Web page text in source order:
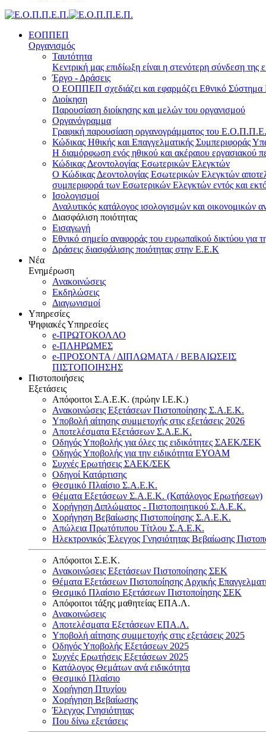
ΕΟΠΠΕΠ
Οργανισμός
Ταυτότητα
Κεντρική μας επιδίωξη είναι η στενότερη σύνδεση της
Έργο - Δράσεις
Ο ΕΟΠΠΕΠ σχεδιάζει και εφαρμόζει Eθνικό Σύστημα
Διοίκηση
Παρουσίαση διοίκησης και μελών του οργανισμού
Οργανόγραμμα
Γραφική παρουσίαση οργανογράμματος του
Κώδικας Ηθικής και Επαγγελματικής Συμπεριφοράς
Η διαμόρφωση ενός ηθικού και ακέραιου εργασιακού
Κώδικας Δεοντολογίας Εσωτερικών Ελεγκτών
Ο Κώδικας Δεοντολογίας Εσωτερικών Ελεγκτών
συμπεριφορά των Εσωτερικών Ελεγκτών εντός και
Ισολογισμοί
Αναλυτικός κατάλογος ισολογισμών και οικονομικών
Διασφάλιση ποιότητας
Εισαγωγή
Εθνικό σημείο αναφοράς του ευρωπαϊκού δικτύου για
Δράσεις διασφάλισης ποιότητας στην Ε.Ε.Κ
Νέα
Ενημέρωση
Ανακοινώσεις
Εκδηλώσεις
Διαγωνισμοί
Υπηρεσίες
Ψηφιακές Υπηρεσίες
e-ΠΡΩΤΟΚΟΛΛΟ
e-ΠΛΗΡΩΜΕΣ
e-ΠΡΟΣΟΝΤΑ / ΔΙΠΛΩΜΑΤΑ / ΒΕΒΑΙΩΣΕΙΣ
ΠΙΣΤΟΠΟΙΗΣΗΣ
Πιστοποιήσεις
Εξετάσεις
Απόφοιτοι Σ.Α.Ε.Κ. (πρώην Ι.Ε.Κ.)
Ανακοινώσεις Εξετάσεων Πιστοποίησης Σ.Α.Ε.Κ.
Υποβολή αίτησης συμμετοχής στις εξετάσεις 2026
Αποτελέσματα Εξετάσεων Σ.Α.Ε.Κ.
Οδηγός Υποβολής για όλες τις ειδικότητες ΣΑΕΚ/ΣΕΚ
Οδηγός Υποβολής για την ειδικότητα ΕΥΟΑΜ
Συχνές Ερωτήσεις ΣΑΕΚ/ΣΕΚ
Οδηγοί Κατάρτισης
Θεσμικό Πλαίσιο Σ.Α.Ε.Κ.
Θέματα Εξετάσεων Σ.Α.Ε.Κ. (Κατάλογος Ερωτήσεων)
Χορήγηση Διπλώματος - Πιστοποιητικού Σ.Α.Ε.Κ.
Χορήγηση Βεβαίωσης Πιστοποίησης Σ.Α.Ε.Κ.
Απώλεια Πρωτότυπου Τίτλου Σ.Α.Ε.Κ.
Ηλεκτρονικός Έλεγχος Γνησιότητας Βεβαίωσης
Απόφοιτοι Σ.Ε.Κ.
Ανακοινώσεις Εξετάσεων Πιστοποίησης ΣΕΚ
Θέματα Εξετάσεων Πιστοποίησης Αρχικής
Θεσμικό Πλαίσιο Εξετάσεων Πιστοποίησης ΣΕΚ
Απόφοιτοι τάξης μαθητείας ΕΠΑ.Λ.
Ανακοινώσεις
Αποτελέσματα Εξετάσεων ΕΠΑ.Λ.
Υποβολή αίτησης συμμετοχής στις εξετάσεις 2025
Οδηγός Υποβολής Εξετάσεων 2025
Συχνές Ερωτήσεις Εξετάσεων 2025
Κατάλογος Θεμάτων ανά ειδικότητα
Θεσμικό Πλαίσιο
Χορήγηση Πτυχίου
Χορήγηση Βεβαίωσης
Έλεγχος Γνησιότητας
Που δίνω εξετάσεις